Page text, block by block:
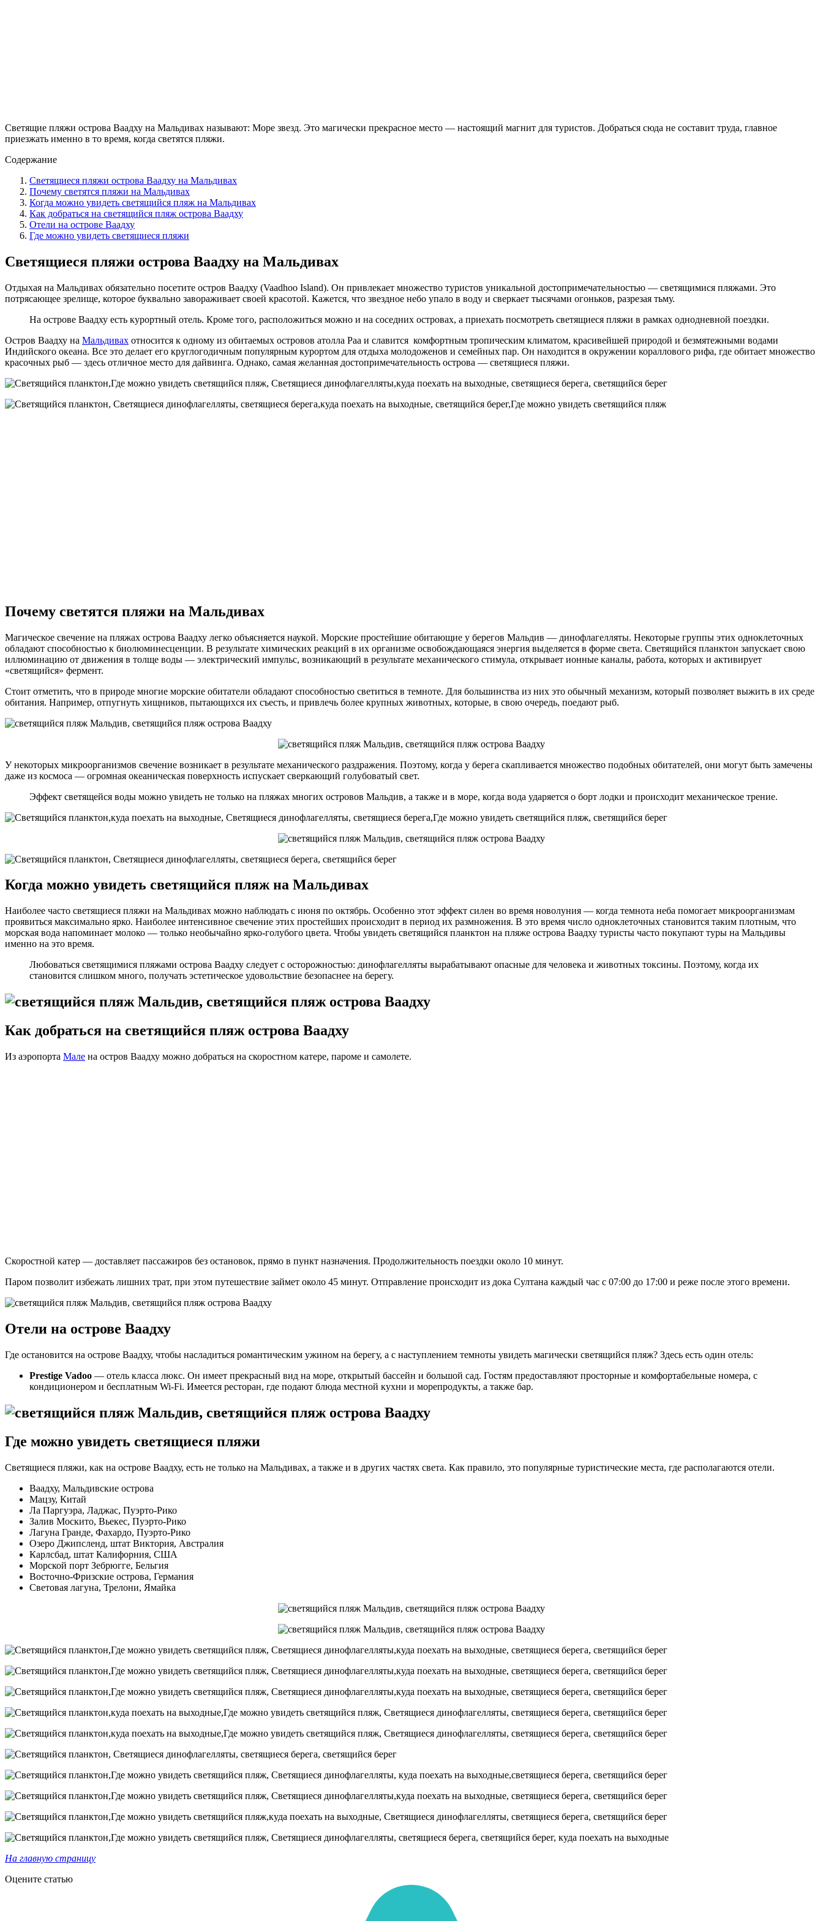
Светящие пляжи острова Ваадху на Мальдивах называют: Море звезд. Это магически прекрасное место — настоящий магнит для туристов. Добраться сюда не составит труда, главное
приезжать именно в то время, когда светятся пляжи.
Содержание
Светящиеся пляжи острова Ваадху на Мальдивах
Почему светятся пляжи на Мальдивах
Когда можно увидеть светящийся пляж на Мальдивах
Как добраться на светящийся пляж острова Ваадху
Отели на острове Ваадху
Где можно увидеть светящиеся пляжи
Светящиеся пляжи острова Ваадху на Мальдивах
Отдыхая на Мальдивах обязательно посетите остров Ваадху (Vaadhoo Island). Он привлекает множество туристов уникальной достопримечательностью — светящимися пляжами. Это
потрясающее зрелище, которое буквально завораживает своей красотой. Кажется, что звездное небо упало в воду и сверкает тысячами огоньков, разрезая тьму.
На острове Ваадху есть курортный отель. Кроме того, расположиться можно и на соседних островах, а приехать посмотреть светящиеся пляжи в рамках однодневной поездки.
Остров Ваадху на Мальдивах относится к одному из обитаемых островов атолла Раа и славится комфортным тропическим климатом, красивейшей природой и безмятежными водами
Индийского океана. Все это делает его круглогодичным популярным курортом для отдыха молодоженов и семейных пар. Он находится в окружении кораллового рифа, где обитает множество
красочных рыб — здесь отличное место для дайвинга. Однако, самая желанная достопримечательность острова — светящиеся пляжи.
Почему светятся пляжи на Мальдивах
Магическое свечение на пляжах острова Ваадху легко объясняется наукой. Морские простейшие обитающие у берегов Мальдив — динофлагелляты. Некоторые группы этих одноклеточных
обладают способностью к биолюминесценции. В результате химических реакций в их организме освобождающаяся энергия выделяется в форме света. Светящийся планктон запускает свою
иллюминацию от движения в толще воды — электрический импульс, возникающий в результате механического стимула, открывает ионные каналы, работа, которых и активирует
«светящийся» фермент.
Стоит отметить, что в природе многие морские обитатели обладают способностью светиться в темноте. Для большинства из них это обычный механизм, который позволяет выжить в их среде
обитания. Например, отпугнуть хищников, пытающихся их съесть, и привлечь более крупных животных, которые, в свою очередь, поедают рыб.
У некоторых микроорганизмов свечение возникает в результате механического раздражения. Поэтому, когда у берега скапливается множество подобных обитателей, они могут быть замечены
даже из космоса — огромная океаническая поверхность испускает сверкающий голубоватый свет.
Эффект светящейся воды можно увидеть не только на пляжах многих островов Мальдив, а также и в море, когда вода ударяется о борт лодки и происходит механическое трение.
Когда можно увидеть светящийся пляж на Мальдивах
Наиболее часто светящиеся пляжи на Мальдивах можно наблюдать с июня по октябрь. Особенно этот эффект силен во время новолуния — когда темнота неба помогает микроорганизмам
проявиться максимально ярко. Наиболее интенсивное свечение этих простейших происходит в период их размножения. В это время число одноклеточных становится таким плотным, что
морская вода напоминает молоко — только необычайно ярко-голубого цвета. Чтобы увидеть светящийся планктон на пляже острова Ваадху туристы часто покупают туры на Мальдивы
именно на это время.
Любоваться светящимися пляжами острова Ваадху следует с осторожностью: динофлагелляты вырабатывают опасные для человека и животных токсины. Поэтому, когда их
становится слишком много, получать эстетическое удовольствие безопаснее на берегу.
Как добраться на светящийся пляж острова Ваадху
Из аэропорта Мале на остров Ваадху можно добраться на скоростном катере, пароме и самолете.
Скоростной катер — доставляет пассажиров без остановок, прямо в пункт назначения. Продолжительность поездки около 10 минут.
Паром позволит избежать лишних трат, при этом путешествие займет около 45 минут. Отправление происходит из дока Султана каждый час с 07:00 до 17:00 и реже после этого времени.
Отели на острове Ваадху
Где остановится на острове Ваадху, чтобы насладиться романтическим ужином на берегу, а с наступлением темноты увидеть магически светящийся пляж? Здесь есть один отель:
Prestige Vadoo — отель класса люкс. Он имеет прекрасный вид на море, открытый бассейн и большой сад. Гостям предоставляют просторные и комфортабельные номера, с
кондиционером и бесплатным Wi-Fi. Имеется ресторан, где подают блюда местной кухни и морепродукты, а также бар.
Где можно увидеть светящиеся пляжи
Светящиеся пляжи, как на острове Ваадху, есть не только на Мальдивах, а также и в других частях света. Как правило, это популярные туристические места, где располагаются отели.
Ваадху, Мальдивские острова
Мацзу, Китай
Ла Паргуэра, Ладжас, Пуэрто-Рико
Залив Москито, Вьекес, Пуэрто-Рико
Лагуна Гранде, Фахардо, Пуэрто-Рико
Озеро Джипсленд, штат Виктория, Австралия
Карлсбад, штат Калифорния, США
Морской порт Зебрюгге, Бельгия
Восточно-Фризские острова, Германия
Световая лагуна, Трелони, Ямайка
На главную страницу
Оцените статью